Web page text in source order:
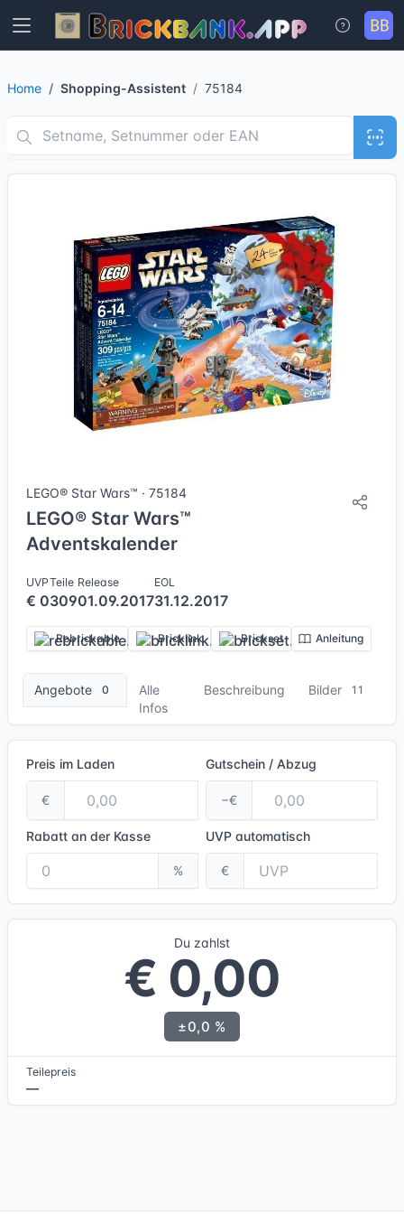
Home Shopping-Assistent 75184
LEGO® Star Wars™ · 75184
LEGO® Star Wars™
Adventskalender
UVP
€ 0
Teile
309
Release
01.09.2017
EOL
31.12.2017
Rebrickable Bricklink Brickset Anleitung
Angebote 0
Alle
Infos
Beschreibung Bilder 11
Preis im Laden
€
Gutschein / Abzug
−€
Rabatt an der Kasse
%
UVP automatisch
€
Du zahlst
€ 0,00
±0,0 %
Teilepreis
—